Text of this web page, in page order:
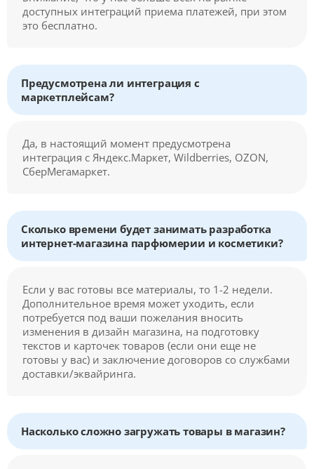
доступных интеграций приема платежей, при этом
это бесплатно.
Предусмотрена ли интеграция с
маркетплейсам?
Да, в настоящий момент предусмотрена
интеграция с Яндекс.Маркет, Wildberries, OZON,
СберМегамаркет.
Сколько времени будет занимать разработка
интернет-магазина парфюмерии и косметики?
Если у вас готовы все материалы, то 1-2 недели.
Дополнительное время может уходить, если
потребуется под ваши пожелания вносить
изменения в дизайн магазина, на подготовку
текстов и карточек товаров (если они еще не
готовы у вас) и заключение договоров со службами
доставки/эквайринга.
Насколько сложно загружать товары в магазин?